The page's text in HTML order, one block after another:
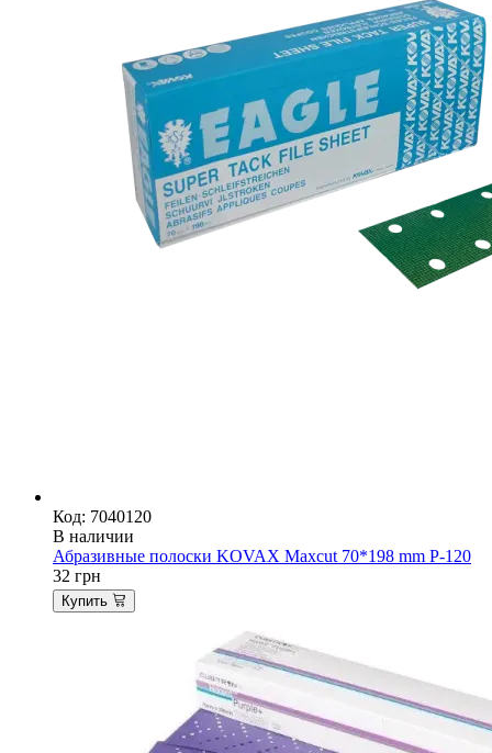
Код: 7040120
В наличии
Абразивные полоски KOVAX Maxcut 70*198 mm P-120
32 грн
Купить